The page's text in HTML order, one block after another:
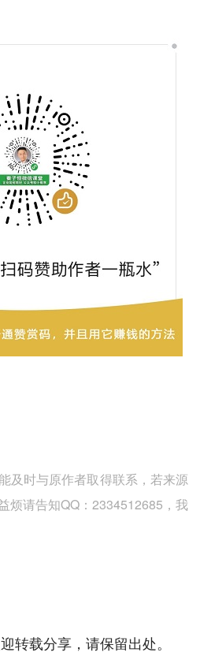
及时与原作者取得联系，若来源
烦请告知QQ：2334512685，我
迎转载分享，请保留出处。